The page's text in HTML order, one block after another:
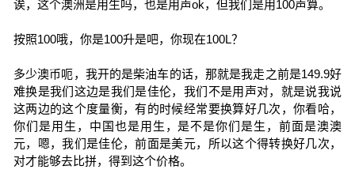
诶，这个澳洲是用生吗，也是用声ok，但我们是用100声算。
按照100哦，你是100升是吧，你现在100L？
多少澳币呃，我开的是柴油车的话，那就是我走之前是149.9好
难换是我们这边是我们是佳伦，我们不是用声对，就是说我说
这两边的这个度量衡，有的时候经常要换算好几次，你看哈，
你们是用生，中国也是用生，是不是你们是生，前面是澳澳
元，嗯，我们是佳伦，前面是美元，所以这个得转换好几次，
对才能够去比拼，得到这个价格。